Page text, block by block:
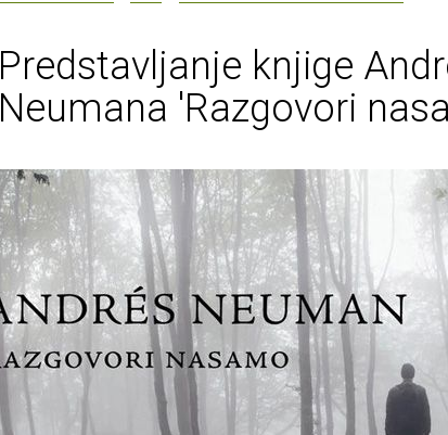
Predstavljanje knjige
Neumana 'Razgovori